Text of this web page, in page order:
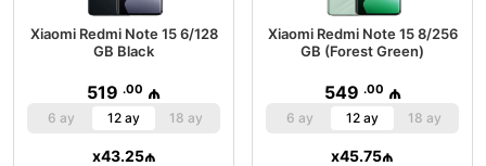
Xiaomi Redmi Note 15 6/128
GB Black
519 .00 ₼
6 ay 12 ay 18 ay
x43.25₼
Xiaomi Redmi Note 15 8/256
GB (Forest Green)
549 .00 ₼
6 ay 12 ay 18 ay
x45.75₼